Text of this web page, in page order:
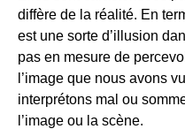
diffère de la réalité. En
est une sorte d’illusion
pas en mesure de
l’image que nous avons
interprétons mal ou
l’image ou la scène.